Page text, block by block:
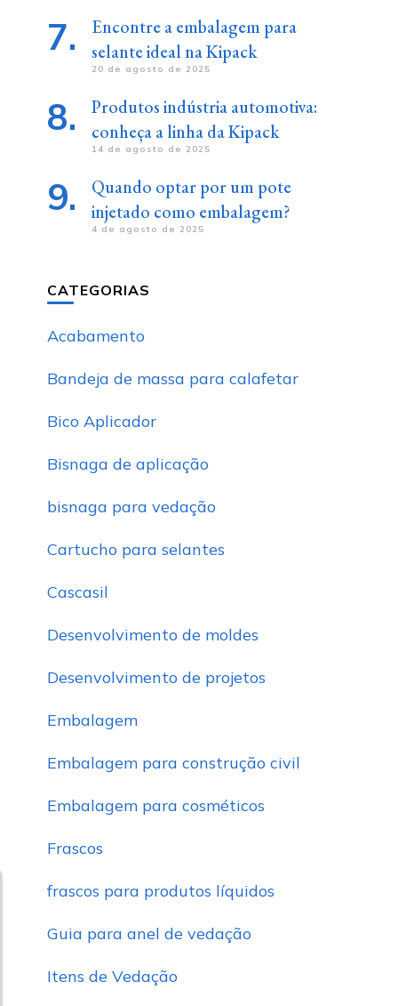
Encontre a embalagem para
selante ideal na Kipack
20 de agosto de 2025
Produtos indústria automotiva:
conheça a linha da Kipack
14 de agosto de 2025
Quando optar por um pote
injetado como embalagem?
4 de agosto de 2025
CATEGORIAS
Acabamento
Bandeja de massa para calafetar
Bico Aplicador
Bisnaga de aplicação
bisnaga para vedação
Cartucho para selantes
Cascasil
Desenvolvimento de moldes
Desenvolvimento de projetos
Embalagem
Embalagem para construção civil
Embalagem para cosméticos
Frascos
frascos para produtos líquidos
Guia para anel de vedação
Itens de Vedação